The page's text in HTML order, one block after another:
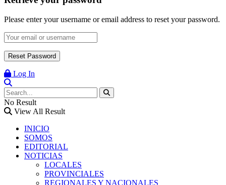
Please enter your username or email address to reset your password.
Log In
No Result
View All Result
INICIO
SOMOS
EDITORIAL
NOTICIAS
LOCALES
PROVINCIALES
REGIONALES Y NACIONALES